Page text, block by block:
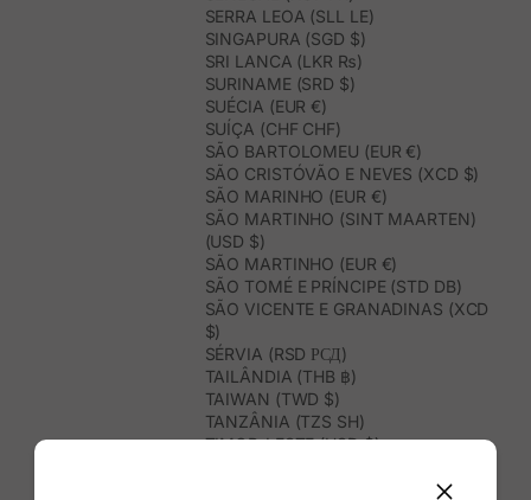
SERRA LEOA (SLL LE)
SINGAPURA (SGD $)
SRI LANCA (LKR ₨)
SURINAME (SRD $)
SUÉCIA (EUR €)
SUÍÇA (CHF CHF)
SÃO BARTOLOMEU (EUR €)
SÃO CRISTÓVÃO E NEVES (XCD $)
SÃO MARINHO (EUR €)
SÃO MARTINHO (SINT MAARTEN)
(USD $)
SÃO MARTINHO (EUR €)
SÃO TOMÉ E PRÍNCIPE (STD DB)
SÃO VICENTE E GRANADINAS (XCD
$)
SÉRVIA (RSD РСД)
TAILÂNDIA (THB ฿)
TAIWAN (TWD $)
TANZÂNIA (TZS SH)
TIMOR-LESTE (USD $)